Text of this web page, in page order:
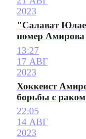
2023
"Салават
номер Амирова
13:27
17 АВГ
2023
Хоккеист
борьбы с раком
22:05
14 АВГ
2023